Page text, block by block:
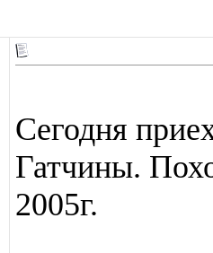
Сегодня
Гатчины.
2005г.